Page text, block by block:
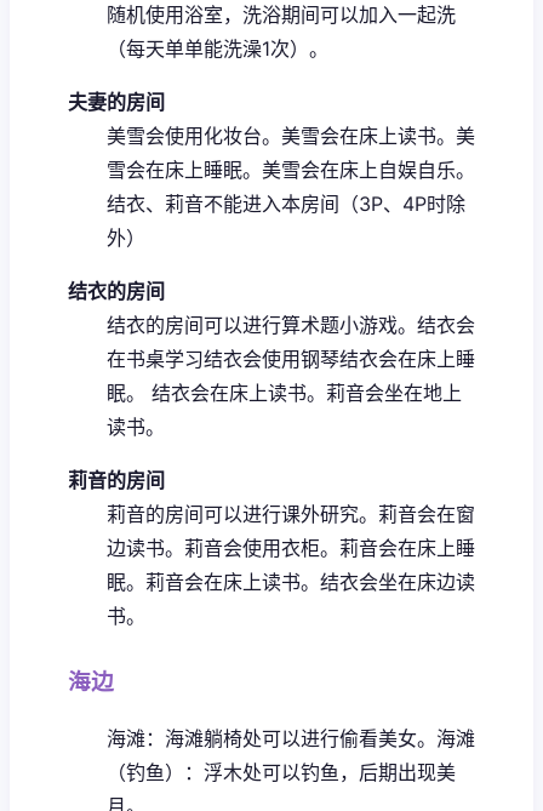
随机使用浴室，洗浴期间可以加入一起洗
（每天单单能洗澡1次）。
夫妻的房间
美雪会使用化妆台。 美雪会在床上读书。 美
雪会在床上睡眠。 美雪会在床上自娱自乐。
结衣、莉音不能进入本房间（3P、4P时除
外）
结衣的房间
结衣的房间可以进行算术题小游戏。 结衣会
在书桌学习结衣会使用钢琴结衣会在床上睡
眠。
结衣会在床上读书。 莉音会坐在地上
读书。
莉音的房间
莉音的房间可以进行课外研究。 莉音会在窗
边读书。 莉音会使用衣柜。 莉音会在床上睡
眠。 莉音会在床上读书。 结衣会坐在床边读
书。
海边
海滩：海滩躺椅处可以进行偷看美女。 海滩
（钓鱼）：浮木处可以钓鱼，后期出现美
月。